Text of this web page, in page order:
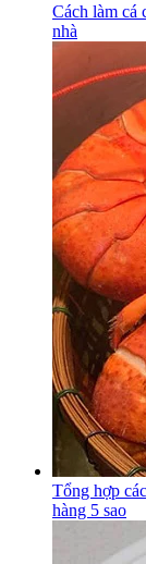
Cách làm cá
nhà
Tổng hợp
hàng 5 sao